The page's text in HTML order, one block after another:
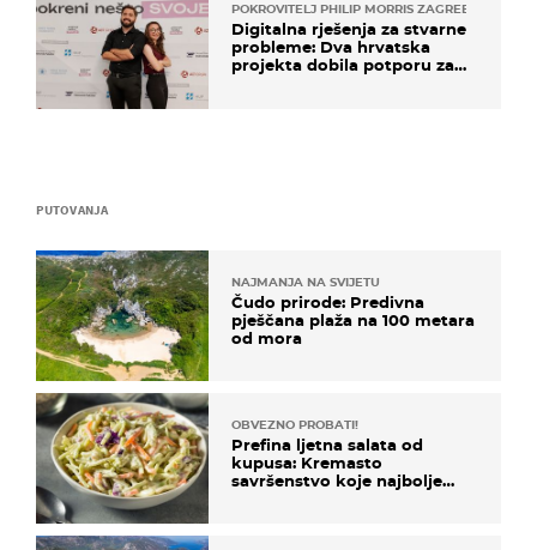
PUTOVANJA
NAJMANJA NA SVIJETU
Čudo prirode: Predivna
pješčana plaža na 100 metara
od mora
OBVEZNO PROBATI!
Prefina ljetna salata od
kupusa: Kremasto
savršenstvo koje najbolje
POKROVITELJ PHILIP MORRIS ZAGREB
Digitalna rješenja za stvarne
probleme: Dva hrvatska
projekta dobila potporu za